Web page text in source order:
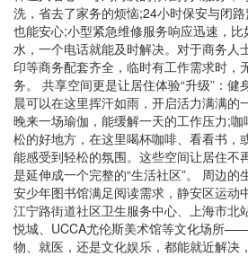
洗，省去了家务的烦恼;24小时保安与闭
也能安心;小型紧急维修服务响应迅速，
水，一个电话就能及时解决。对于商务人
印等商务配套齐全，临时有工作需求时，
务。 共享空间更是让居住体验“升级”：健
晨可以在这里挥汗如雨，开启活力满满的
晚来一场瑜伽，能缓解一天的工作压力;
松的好地方，在这里喝杯咖啡、看看书，
能感受到轻松的氛围。这些空间让居住不
是延伸成一个完整的“生活社区”。 周边的
安少年图书馆满足阅读需求，静安区运动
江宁路街道社区卫生服务中心、上海市北
悦城、UCCA尤伦斯美术馆等文化场所
物、就医，还是文化娱乐，都能就近解决